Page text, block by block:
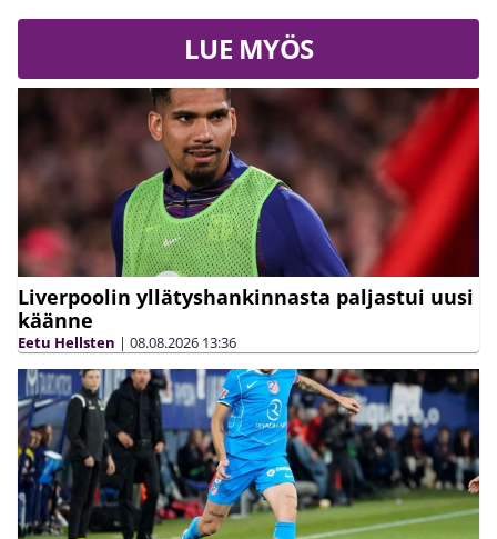
LUE MYÖS
Liverpoolin yllätyshankinnasta paljastui uusi
käänne
Eetu Hellsten | 08.08.2026 13:36